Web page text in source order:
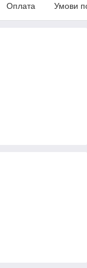
Оплата Умови